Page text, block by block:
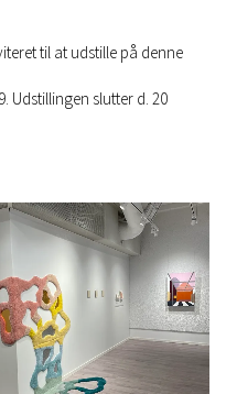
til at udstille på denne
Udstillingen slutter d. 20